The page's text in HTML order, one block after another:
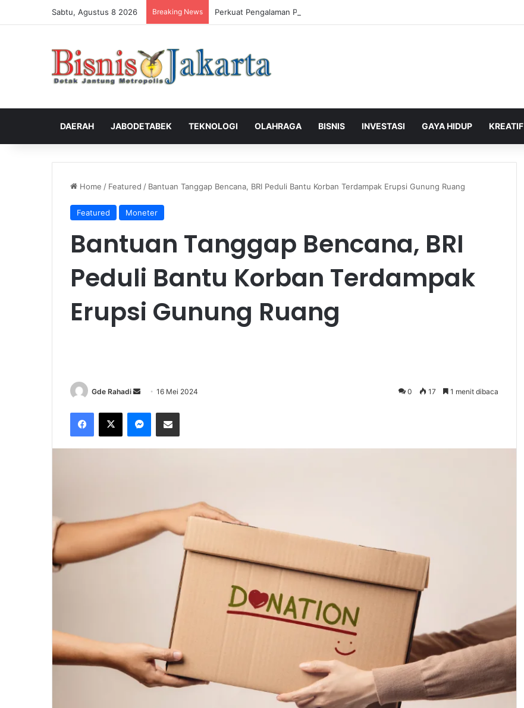
Sabtu, Agustus 8 2026 Breaking News Perkuat Pengalaman Pelanggan, PLN Icon Plus Sabet Tiga Penghargaan CCW 2026
DAERAH JABODETABEK TEKNOLOGI OLAHRAGA BISNIS INVESTASI GAYA HIDUP KREATIF
Home / Featured / Bantuan Tanggap Bencana, BRI Peduli Bantu Korban Terdampak Erupsi Gunung Ruang
Featured Moneter
Bantuan Tanggap Bencana, BRI
Peduli Bantu Korban Terdampak
Erupsi Gunung Ruang
Gde Rahadi
n
a
16 Mei 2024 0 17 1 menit dibaca